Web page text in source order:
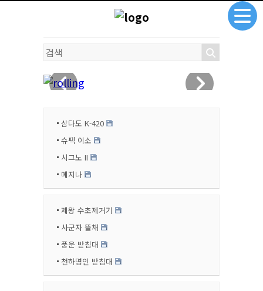
삼다도 K-420
슈펙 이소
시그노 II
메지나
제왕 수초제거기
사군자 뜰채
풍운 받침대
천하명인 받침대